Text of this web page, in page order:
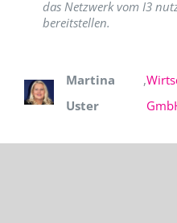
das Netzwerk vom I3
bereitstellen.
Martina
Uster
,